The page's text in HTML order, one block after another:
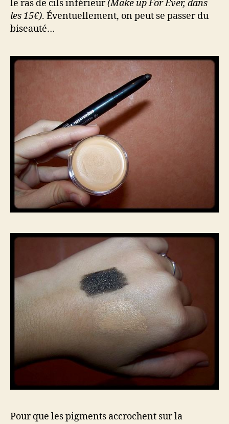
le ras de cils inférieur(Make up For Ever, dans
les 15€). Éventuellement, on peut se passer du
biseauté…
Pour que les pigments accrochent sur la